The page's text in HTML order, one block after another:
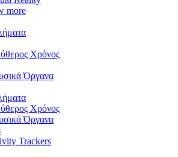
more
Χρόνος
Όργανα
Χρόνος
Όργανα
Trackers